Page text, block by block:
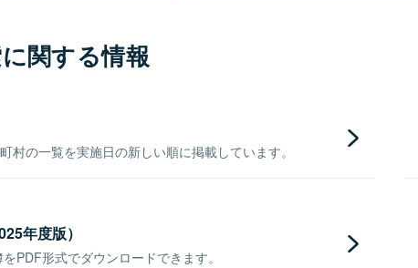
関する情報
村の一覧を実施日の新しい順に掲載しています。
年度版）
PDF形式でダウンロードできます。